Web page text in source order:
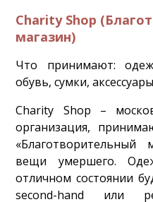
Charity Shop
магазин)
Что принимают:
обувь, сумки,
Charity Shop –
организация,
вещи умершего.
отличном состоянии
second-hand или